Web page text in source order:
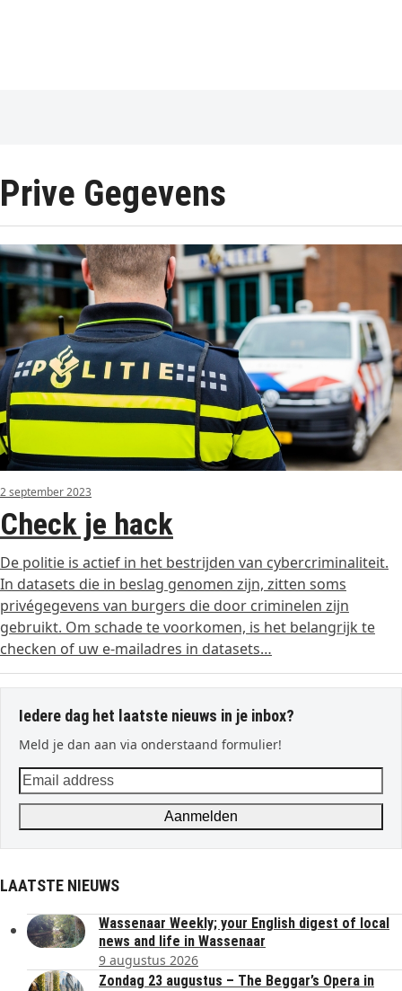
Prive Gegevens
2 september 2023
Check je hack
De politie is actief in het bestrijden van cybercriminaliteit.
In datasets die in beslag genomen zijn, zitten soms
privégegevens van burgers die door criminelen zijn
gebruikt. Om schade te voorkomen, is het belangrijk te
checken of uw e-mailadres in datasets…
Iedere dag het laatste nieuws in je inbox?
Meld je dan aan via onderstaand formulier!
Email
address
Aanmelden
LAATSTE NIEUWS
Wassenaar Weekly; your English digest of local
news and life in Wassenaar
9 augustus 2026
Zondag 23 augustus – The Beggar’s Opera in